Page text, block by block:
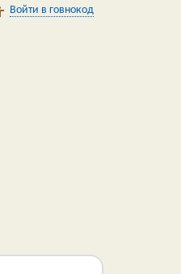
Войти в говнокод